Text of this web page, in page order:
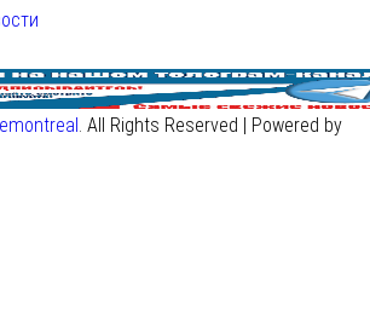
. All Rights Reserved | Powered by